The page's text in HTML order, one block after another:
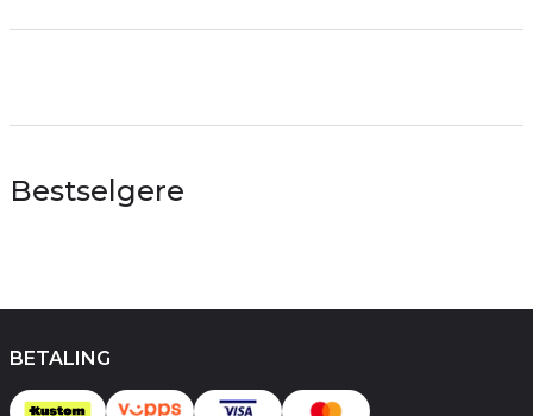
Bestselgere
BETALING